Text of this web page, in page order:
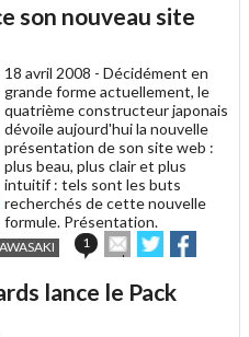
son nouveau site
18 avril 2008 - Décidément en
grande forme actuellement, le
quatrième constructeur japonais
dévoile aujourd'hui la nouvelle
présentation de son site web :
plus beau, plus clair et plus
intuitif : tels sont les buts
recherchés de cette nouvelle
formule. Présentation.
1
Envoyer
cet
Partager
sur sur
lance le Pack